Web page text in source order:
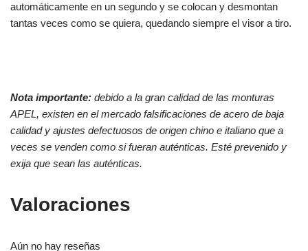
automáticamente en un segundo y se colocan y desmontan
tantas veces como se quiera, quedando siempre el visor a tiro.
Nota importante: debido a la gran calidad de las monturas
APEL, existen en el mercado falsificaciones de acero de baja
calidad y ajustes defectuosos de origen chino e italiano que a
veces se venden como si fueran auténticas. Esté prevenido y
exija que sean las auténticas.
Valoraciones
Aún no hay reseñas